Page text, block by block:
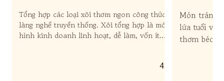
Tổng hợp các loại xôi thơm ngon công thức
làng nghề truyền thống. Xôi tổng hợp là mô
hình kinh doanh linh hoạt, dễ làm, vốn ít
421
Món tráng
lứa tuổi với
thơm béo